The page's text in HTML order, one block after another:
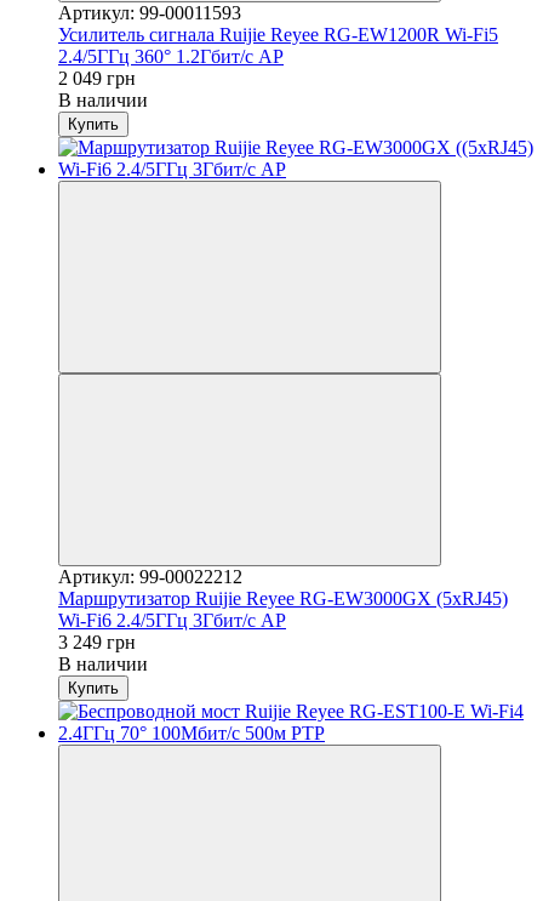
Артикул: 99-00011593
Усилитель сигнала Ruijie Reyee RG-EW1200R Wi-Fi5
2.4/5ГГц 360° 1.2Гбит/с AP
2 049 грн
В наличии
Купить
Артикул: 99-00022212
Маршрутизатор Ruijie Reyee RG-EW3000GX (5xRJ45)
Wi-Fi6 2.4/5ГГц 3Гбит/с AP
3 249 грн
В наличии
Купить